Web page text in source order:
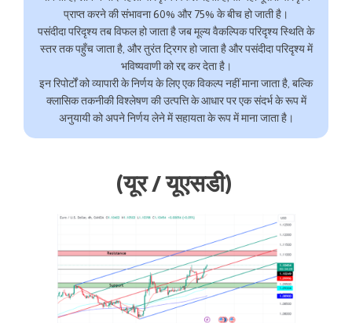
प्राप्त करने की संभावना 60% और 75% के बीच हो जाती है।
पसंदीदा परिदृश्य तब विफल हो जाता है जब मूल्य वैकल्पिक परिदृश्य स्थिति के
स्तर तक पहुँच जाता है, और तुरंत ट्रिगर हो जाता है और पसंदीदा परिदृश्य में
भविष्यवाणी को रद्द कर देता है।
इन रिपोर्टों को व्यापारी के निर्णय के लिए एक विकल्प नहीं माना जाता है, बल्कि
क्लासिक तकनीकी विश्लेषण की उत्पत्ति के आधार पर एक संदर्भ के रूप में
अनुयायी को अपने निर्णय लेने में सहायता के रूप में माना जाता है।
(यूर / यूएसडी)